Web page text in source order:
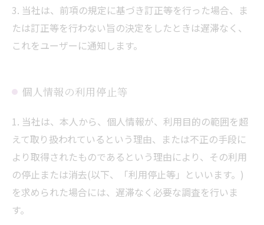
3. 当社は、前項の規定に基づき訂正等を行った場合、ま
たは訂正等を行わない旨の決定をしたときは遅滞なく、
これをユーザーに通知します。
個人情報の利用停止等
1. 当社は、本人から、個人情報が、利用目的の範囲を超
えて取り扱われているという理由、または不正の手段に
より取得されたものであるという理由により、その利用
の停止または消去(以下、「利用停止等」といいます。)
を求められた場合には、遅滞なく必要な調査を行いま
す。